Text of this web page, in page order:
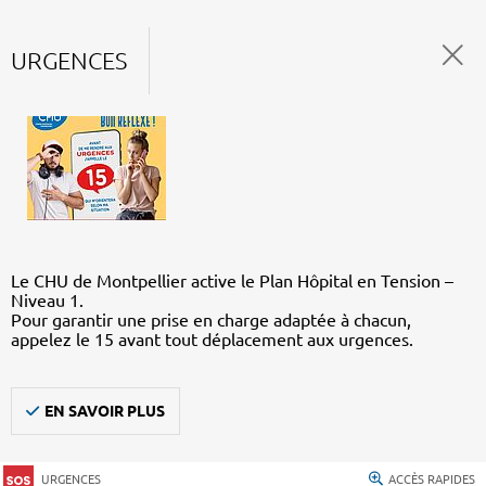
URGENCES
Le CHU de Montpellier active le Plan Hôpital en Tension –
Niveau 1.
Pour garantir une prise en charge adaptée à chacun,
appelez le 15 avant tout déplacement aux urgences.
EN SAVOIR PLUS
URGENCES ACCÈS RAPIDES